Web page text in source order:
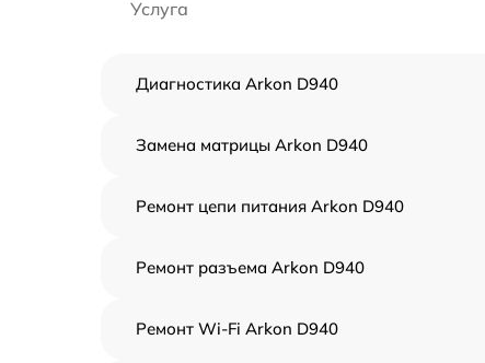
Услуга
Диагностика Arkon D940
Замена матрицы Arkon D940
Ремонт цепи питания Arkon D940
Ремонт разъема Arkon D940
Ремонт Wi-Fi Arkon D940